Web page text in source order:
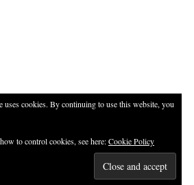
2 by
Raam Dev.
cookies. By continuing to use this website, you
to control cookies, see here:Cookie Policy